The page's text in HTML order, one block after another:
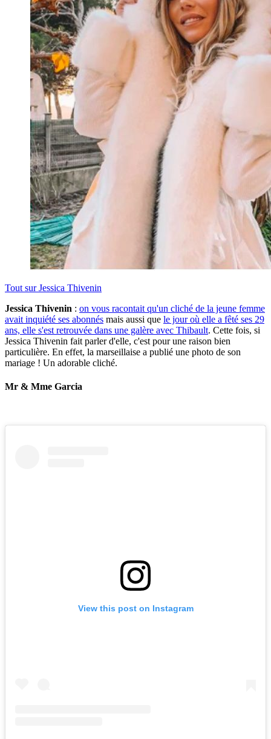
Tout surJessica Thivenin
Jessica Thivenin : on vous racontait qu'un cliché de la jeune femme
avait inquiété ses abonnés mais aussi que le jour où elle a fêté ses 29
ans, elle s'est retrouvée dans une galère avec Thibault. Cette fois, si
Jessica Thivenin fait parler d'elle, c'est pour une raison bien
particulière. En effet, la marseillaise a publié une photo de son
mariage ! Un adorable cliché.
Mr & Mme Garcia
View this post on Instagram